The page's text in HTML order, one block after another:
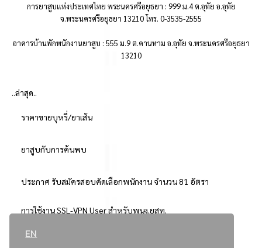
EN
การยาสูบแห่งประเทศไทย พระนครศรีอยุธยา : 999 ม.4 ต.อุทัย อ.อุทัย
จ.พระนครศรีอยุธยา 13210 โทร. 0-3535-2555
อาคารบ้านพักพนักงานยาสูบ : 555 ม.9 ต.คานหาม อ.อุทัย จ.พระนครศรีอยุธยา
13210
..ล่าสุด..
ราคาขายบุหรี่/ยาเส้น
ยาสูบกับการค้นพบ
ประกาศ รับสมัครสอบคัดเลือกพนักงาน จำนวน 81 อัตรา
การใช้งาน SSL-VPN User สำหรับพนง.ยสท.
..ยอดนิยม..